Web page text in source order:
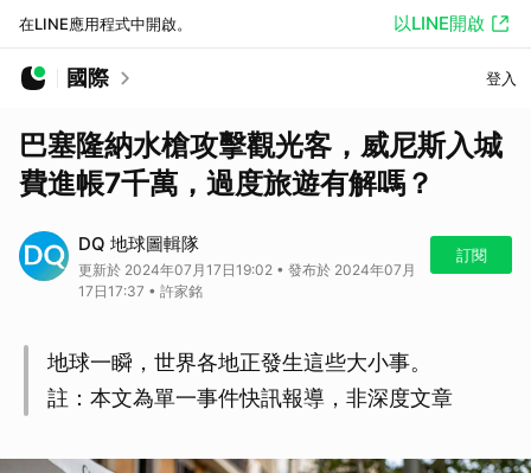
在LINE應用程式中開啟。 以LINE開啟
國際 登入
巴塞隆納水槍攻擊觀光客，威尼斯入城
費進帳7千萬，過度旅遊有解嗎？
DQ 地球圖輯隊
更新於 2024年07月17日19:02 • 發布於 2024年07月
17日17:37 • 許家銘
訂閱
地球一瞬，世界各地正發生這些大小事。
註：本文為單一事件快訊報導，非深度文章